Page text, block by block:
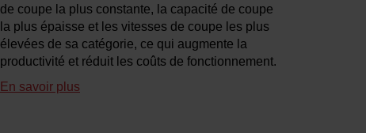
de coupe la plus constante, la capacité de coupe
la plus épaisse et les vitesses de coupe les plus
élevées de sa catégorie, ce qui augmente la
productivité et réduit les coûts de fonctionnement.
En savoir plus